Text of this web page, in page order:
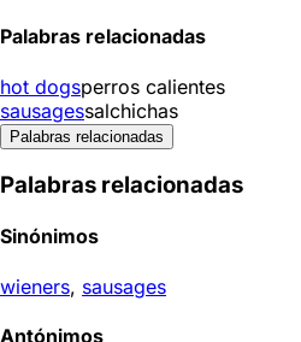
Palabras relacionadas
hot dogsperros calientes
sausagessalchichas
Palabras relacionadas
Palabras relacionadas
Sinónimos
wieners, sausages
Antónimos